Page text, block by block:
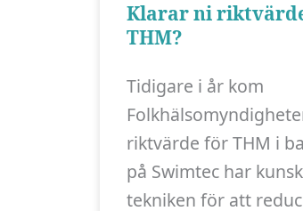
Klarar ni
THM?
Tidigare i år kom
riktvärde för THM i
på Swimtec har
tekniken för att